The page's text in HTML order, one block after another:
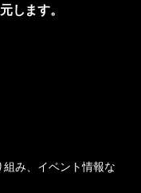
します。
み、イベント情報な